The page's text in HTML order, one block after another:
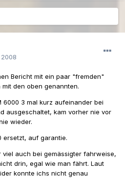
Bericht mit ein paar "fremden"
den oben genannten.
6000 3 mal kurz aufeinander bei
ausgeschaltet, kam vorher nie vor
wieder.
ersetzt, auf garantie.
auch bei gemässigter fahrweise,
drin, egal wie man fährt. Laut
konnte ichs nicht genau